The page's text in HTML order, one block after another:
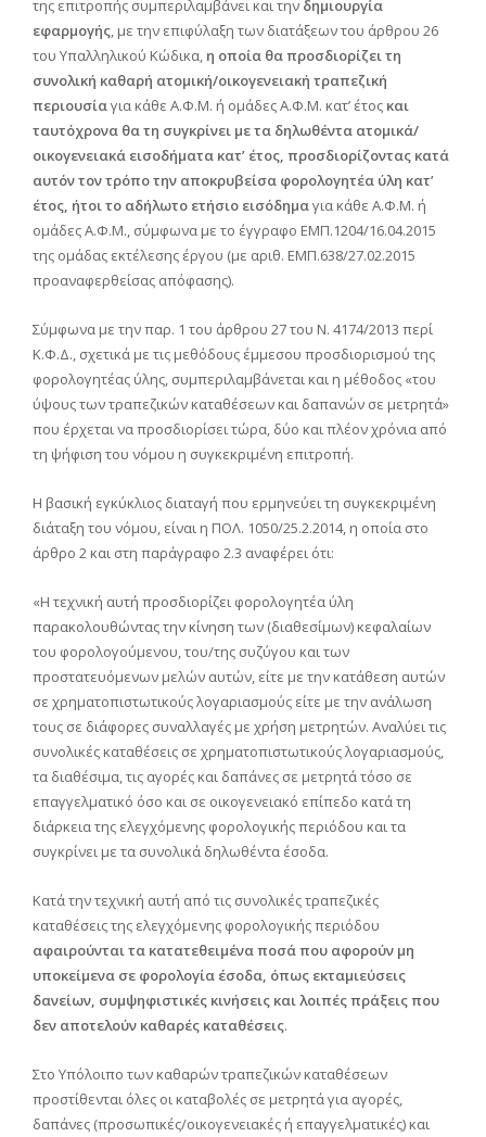
της επιτροπής συμπεριλαμβάνει και την δημιουργία
εφαρμογής, με την επιφύλαξη των διατάξεων του άρθρου 26
του Υπαλληλικού Κώδικα, η οποία θα προσδιορίζει τη
συνολική καθαρή ατομική/οικογενειακή τραπεζική
περιουσίαγια κάθε Α.Φ.Μ. ή ομάδες Α.Φ.Μ. κατ’ έτος και
ταυτόχρονα θα τη συγκρίνει με τα δηλωθέντα ατομικά/
οικογενειακά εισοδήματα κατ’ έτος, προσδιορίζοντας κατά
αυτόν τον τρόπο την αποκρυβείσα φορολογητέα ύλη κατ’
έτος, ήτοι το αδήλωτο ετήσιο εισόδημαγια κάθε Α.Φ.Μ. ή
ομάδες Α.Φ.Μ., σύμφωνα με το έγγραφο ΕΜΠ.1204/16.04.2015
της ομάδας εκτέλεσης έργου (με αριθ. ΕΜΠ.638/27.02.2015
προαναφερθείσας απόφασης).
Σύμφωνα με την παρ. 1 του άρθρου 27 του Ν. 4174/2013 περί
Κ.Φ.Δ., σχετικά με τις μεθόδους έμμεσου προσδιορισμού της
φορολογητέας ύλης, συμπεριλαμβάνεται και η μέθοδος «του
ύψους των τραπεζικών καταθέσεων και δαπανών σε μετρητά»
που έρχεται να προσδιορίσει τώρα, δύο και πλέον χρόνια από
τη ψήφιση του νόμου η συγκεκριμένη επιτροπή.
Η βασική εγκύκλιος διαταγή που ερμηνεύει τη συγκεκριμένη
διάταξη του νόμου, είναι η ΠΟΛ. 1050/25.2.2014, η οποία στο
άρθρο 2 και στη παράγραφο 2.3 αναφέρει ότι:
«Η τεχνική αυτή προσδιορίζει φορολογητέα ύλη
παρακολουθώντας την κίνηση των (διαθεσίμων) κεφαλαίων
του φορολογούμενου, του/της συζύγου και των
προστατευόμενων μελών αυτών, είτε με την κατάθεση αυτών
σε χρηματοπιστωτικούς λογαριασμούς είτε με την ανάλωση
τους σε διάφορες συναλλαγές με χρήση μετρητών. Αναλύει τις
συνολικές καταθέσεις σε χρηματοπιστωτικούς λογαριασμούς,
τα διαθέσιμα, τις αγορές και δαπάνες σε μετρητά τόσο σε
επαγγελματικό όσο και σε οικογενειακό επίπεδο κατά τη
διάρκεια της ελεγχόμενης φορολογικής περιόδου και τα
συγκρίνει με τα συνολικά δηλωθέντα έσοδα.
Κατά την τεχνική αυτή από τις συνολικές τραπεζικές
καταθέσεις της ελεγχόμενης φορολογικής περιόδου
αφαιρούνται τα κατατεθειμένα ποσά που αφορούν μη
υποκείμενα σε φορολογία έσοδα, όπως εκταμιεύσεις
δανείων, συμψηφιστικές κινήσεις και λοιπές πράξεις που
δεν αποτελούν καθαρές καταθέσεις.
Στο Υπόλοιπο των καθαρών τραπεζικών καταθέσεων
προστίθενται όλες οι καταβολές σε μετρητά για αγορές,
δαπάνες (προσωπικές/οικογενειακές ή επαγγελματικές) και